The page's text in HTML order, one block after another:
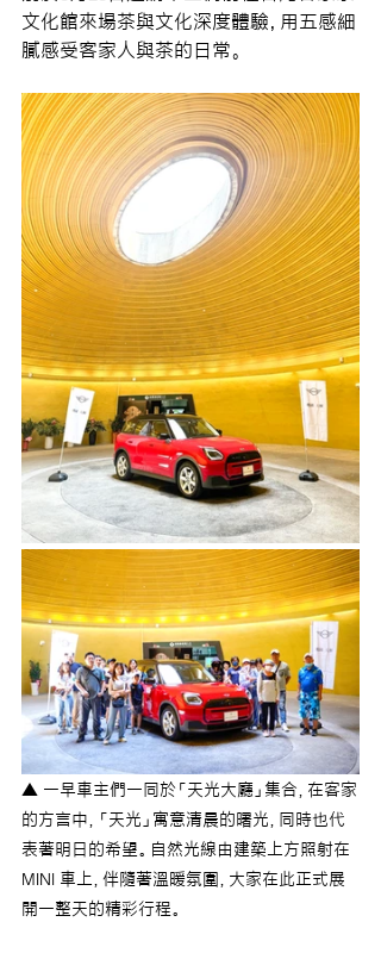
文化館來場茶與文化深度體驗，用五感細
膩感受客家人與茶的日常。
▲ 一早車主們一同於「天光大廳」集合，在客家
的方言中，「天光」寓意清晨的曙光，同時也代
表著明日的希望。自然光線由建築上方照射在
MINI 車上，伴隨著溫暖氛圍，大家在此正式展
開一整天的精彩行程。